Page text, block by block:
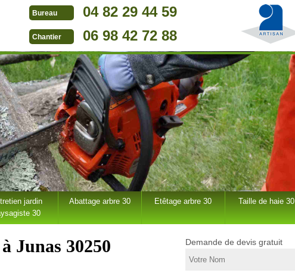
Bureau 04 82 29 44 59
Chantier 06 98 42 72 88
jardin
30
Abattage arbre 30 Etêtage arbre 30 Taille de haie 30
Junas 30250 Demande de devis gratuit